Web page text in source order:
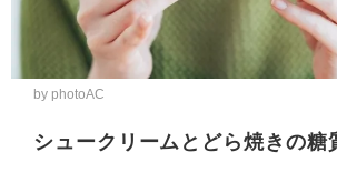
by photoAC
シュークリームとどら焼きの糖